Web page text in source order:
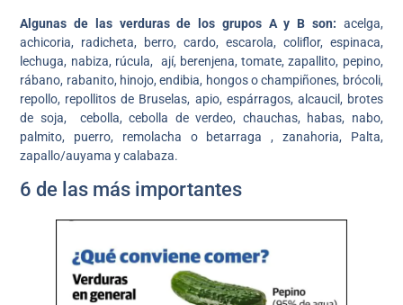
Algunas de las verduras de los grupos A y B son: acelga,
achicoria, radicheta, berro, cardo, escarola, coliflor, espinaca,
lechuga, nabiza, rúcula, ají, berenjena, tomate, zapallito, pepino,
rábano, rabanito, hinojo, endibia, hongos o champiñones, brócoli,
repollo, repollitos de Bruselas, apio, espárragos, alcaucil, brotes
de soja, cebolla, cebolla de verdeo, chauchas, habas, nabo,
palmito, puerro, remolacha o betarraga , zanahoria, Palta,
zapallo/auyama y calabaza.
6 de las más importantes